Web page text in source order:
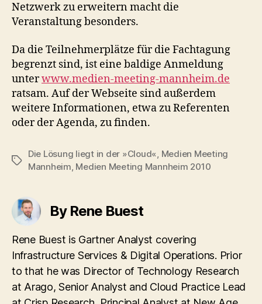
Netzwerk zu erweitern macht die
Veranstaltung besonders.
Da die Teilnehmerplätze für die Fachtagung
begrenzt sind, ist eine baldige Anmeldung
unterwww.medien-meeting-mannheim.de
ratsam. Auf der Webseite sind außerdem
weitere Informationen, etwa zu Referenten
oder der Agenda, zu finden.
Tags
Die Lösung liegt in der »Cloud« Medien Meeting
Mannheim Medien Meeting Mannheim 2010
By Rene Buest
Rene Buest is Gartner Analyst covering
Infrastructure Services & Digital Operations. Prior
to that he was Director of Technology Research
at Arago, Senior Analyst and Cloud Practice Lead